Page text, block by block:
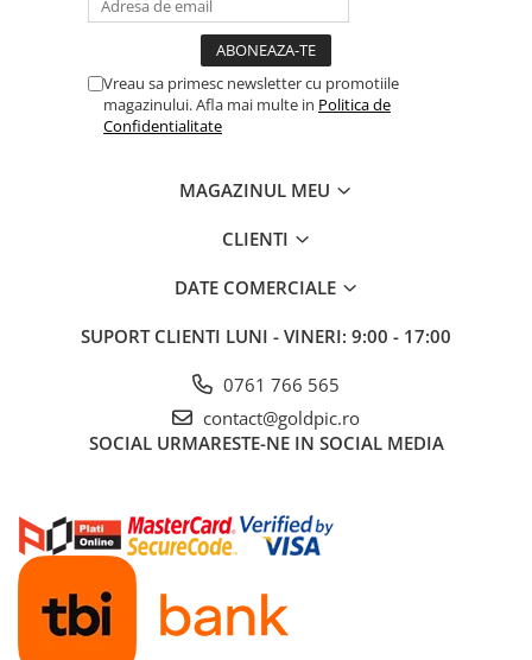
Vreau sa primesc newsletter cu promotiile
magazinului. Afla mai multe in Politica de
Confidentialitate
MAGAZINUL MEU
CLIENTI
DATE COMERCIALE
SUPORT CLIENTI LUNI - VINERI: 9:00 - 17:00
0761 766 565
contact@goldpic.ro
SOCIAL URMARESTE-NE IN SOCIAL MEDIA